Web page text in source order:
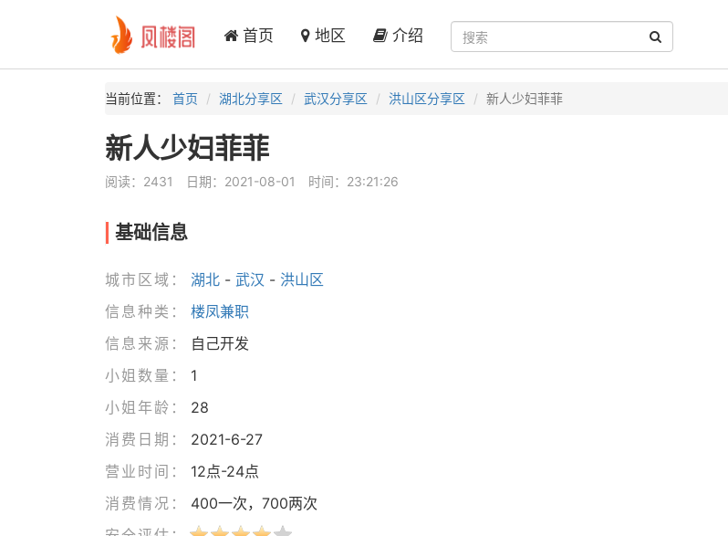
首页 地区 介绍
当前位置： 首页 湖北分享区 武汉分享区 洪山区分享区 新人少妇菲菲
新人少妇菲菲
阅读：2431 日期：2021-08-01 时间：23:21:26
基础信息
城市区域： 湖北- 武汉 - 洪山区
信息种类：
楼凤兼职
信息来源：
自己开发
小姐数量：
1
小姐年龄：
28
消费日期：
2021-6-27
营业时间：
12点-24点
消费情况：
400一次，700两次